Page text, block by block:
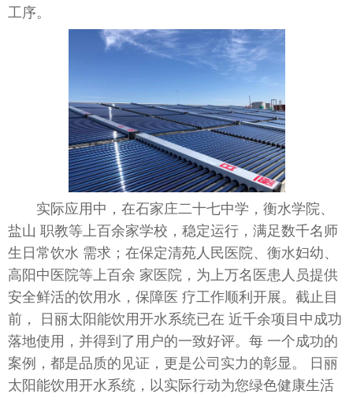
工序。
实际应用中，在石家庄二十七中学，衡水学院、
盐山 职教等上百余家学校，稳定运行，满足数千名师
生日常饮水 需求；在保定清苑 人民医院、衡水妇幼、
高阳中医院等上百余 家医院，为上万名医患人员提供
安全鲜活的饮用水，保障医 疗工作顺利开展。截止目
前， 日丽太阳能饮用开水系统已在 近千余项目中成功
落地使用，并得到了用户的一致好评。每 一个成功的
案例，都是品质的见证，更是公司实力的彰显。 日丽
太阳能饮用开水系统，以实际行动为您绿色健康生活